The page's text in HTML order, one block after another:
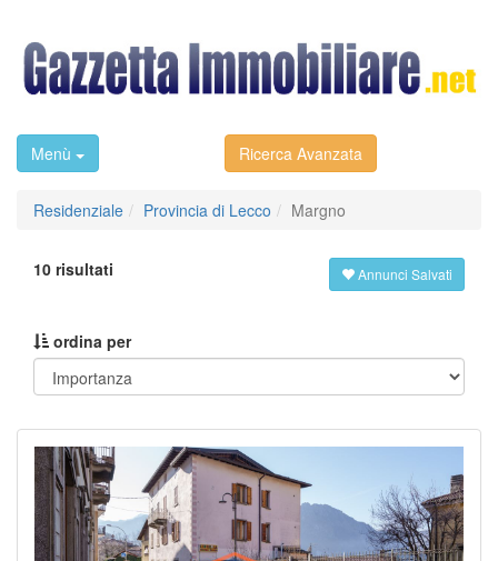
Menù Ricerca Avanzata
Residenziale Provincia di Lecco Margno
10 risultati Annunci Salvati
ordina per
Previous